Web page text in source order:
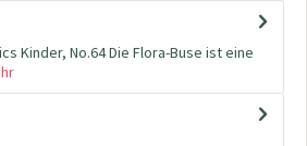
Kinder, No.64 Die Flora-Buse ist eine